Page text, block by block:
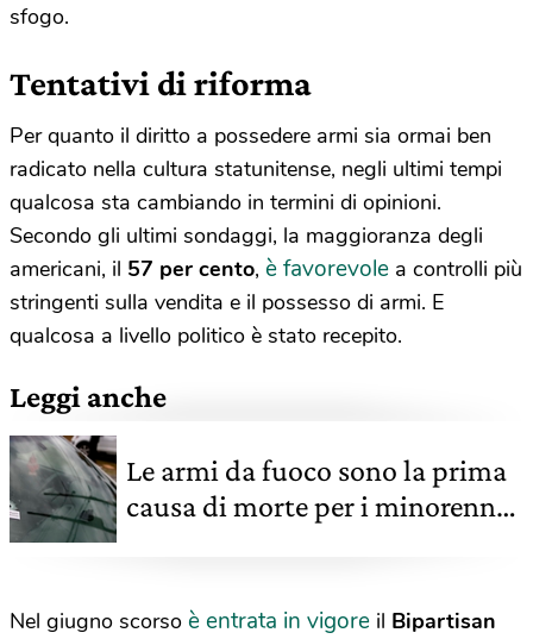
sfogo.
Tentativi di riforma
Per quanto il diritto a possedere armi sia ormai ben
radicato nella cultura statunitense, negli ultimi tempi
qualcosa sta cambiando in termini di opinioni.
Secondo gli ultimi sondaggi, la maggioranza degli
americani, il 57 per cento, è favorevole a controlli più
stringenti sulla vendita e il possesso di armi. E
qualcosa a livello politico è stato recepito.
Leggi anche
Le armi da fuoco sono la prima
causa di morte per i minorenni
Nel giugno scorso è entrata in vigore il Bipartisan